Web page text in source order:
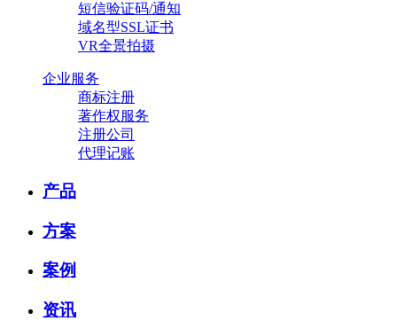
短信验证码/通知
域名型SSL证书
VR全景拍摄
企业服务
商标注册
著作权服务
注册公司
代理记账
产品
方案
案例
资讯